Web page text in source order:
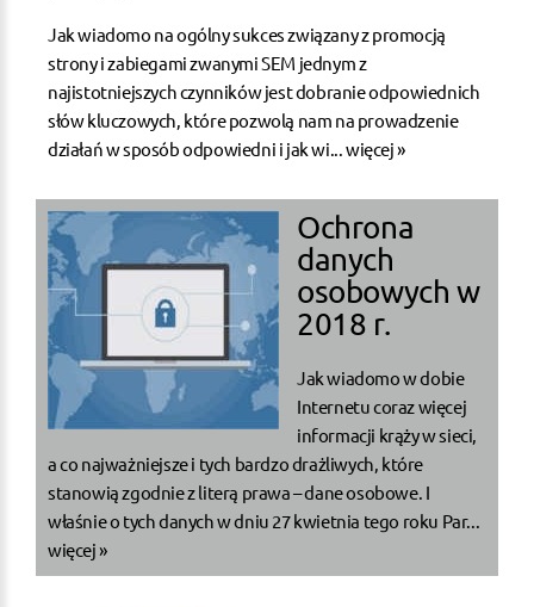
Jak wiadomo na ogólny sukces związany z promocją
strony i zabiegami zwanymi SEM jednym z
najistotniejszych czynników jest dobranie odpowiednich
słów kluczowych, które pozwolą nam na prowadzenie
działań w sposób odpowiedni i jak wi...więcej »
Ochrona
danych
osobowych w
2018 r.
Jak wiadomo w dobie
Internetu coraz więcej
informacji krąży w sieci,
a co najważniejsze i tych bardzo drażliwych, które
stanowią zgodnie z literą prawa – dane osobowe. I
właśnie o tych danych w dniu 27 kwietnia tego roku Par...
więcej »